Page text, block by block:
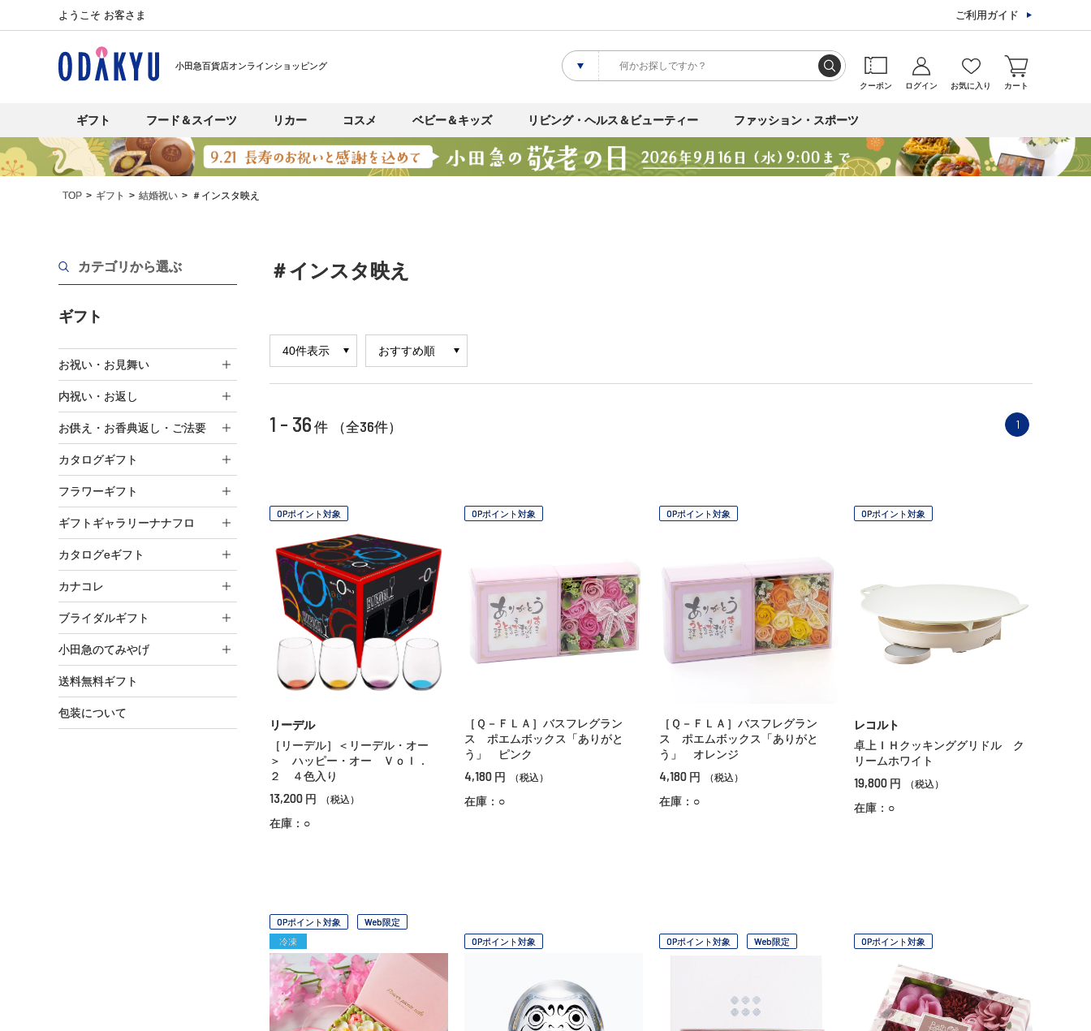
ようこそ お客さま ご利用ガイド
小田急百貨店オンラインショッピング
クーポン ログイン お気に入り カート
ギフト フード＆スイーツ リカー コスメ ベビー＆キッズ リビング・ヘルス＆ビューティー ファッション・スポーツ
TOP ギフト 結婚祝い ＃インスタ映え
カテゴリから選ぶ
ギフト
お祝い・お見舞い
内祝い・お返し
お供え・お香典返し・ご法要
カタログギフト
フラワーギフト
ギフトギャラリーナナフロ
カタログeギフト
カナコレ
ブライダルギフト
小田急のてみやげ
送料無料ギフト
包装について
＃インスタ映え
1 - 36 件 （全36件） 1
OPポイント対象
リーデル
［リーデル］＜リーデル・オー
＞ ハッピー・オー Ｖｏｌ．
２ ４色入り
13,200 円 （税込）
在庫：○
OPポイント対象
［Ｑ－ＦＬＡ］バスフレグラン
ス ポエムボックス「ありがと
う」 ピンク
4,180 円 （税込）
在庫：○
OPポイント対象
［Ｑ－ＦＬＡ］バスフレグラン
ス ポエムボックス「ありがと
う」 オレンジ
4,180 円 （税込）
在庫：○
OPポイント対象
レコルト
卓上ＩＨクッキンググリドル ク
リームホワイト
19,800 円 （税込）
在庫：○
OPポイント対象
Web限定
冷凍
OPポイント対象 OPポイント対象 Web限定 OPポイント対象